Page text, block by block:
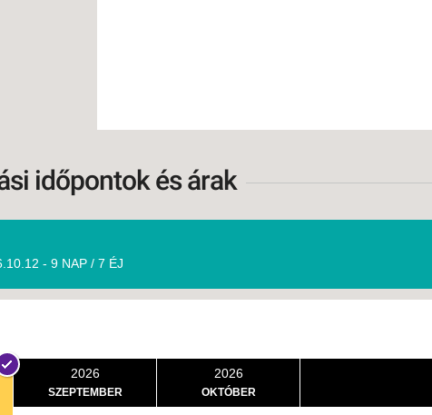
időpontok és árak
- 9 NAP / 7 ÉJ
2026
SZEPTEMBER
2026
OKTÓBER